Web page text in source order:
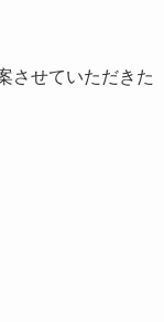
させていただきた